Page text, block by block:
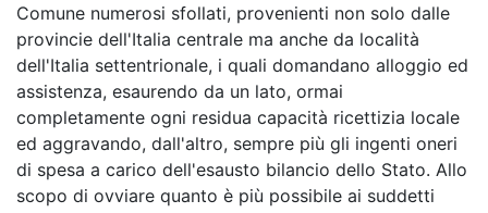
Comune numerosi sfollati, provenienti non solo dalle
provincie dell'Italia centrale ma anche da località
dell'Italia settentrionale, i quali domandano alloggio ed
assistenza, esaurendo da un lato, ormai
completamente ogni residua capacità ricettizia locale
ed aggravando, dall'altro, sempre più gli ingenti oneri
di spesa a carico dell'esausto bilancio dello Stato. Allo
scopo di ovviare quanto è più possibile ai suddetti